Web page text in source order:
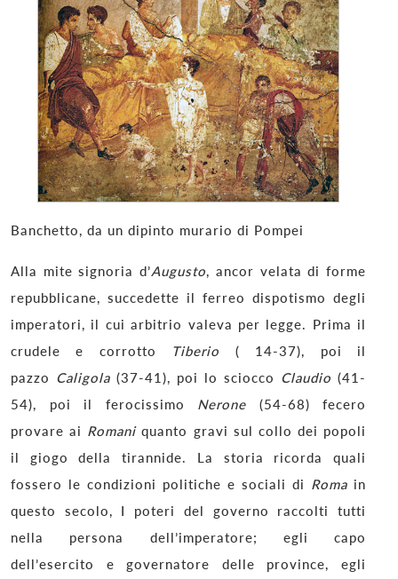
Banchetto, da un dipinto murario di Pompei
Alla mite signoria d’Augusto, ancor velata di forme
repubblicane, succedette il ferreo dispotismo degli
imperatori, il cui arbitrio valeva per legge. Prima il
crudele e corrotto Tiberio ( 14-37), poi il
pazzo Caligola (37-41), poi lo sciocco Claudio (41-
54), poi il ferocissimo Nerone (54-68) fecero
provare ai Romaniquanto gravi sul collo dei popoli
il giogo della tirannide. La storia ricorda quali
fossero le condizioni politiche e sociali di Roma in
questo secolo, I poteri del governo raccolti tutti
nella persona dell’imperatore; egli capo
dell’esercito e governatore delle province, egli